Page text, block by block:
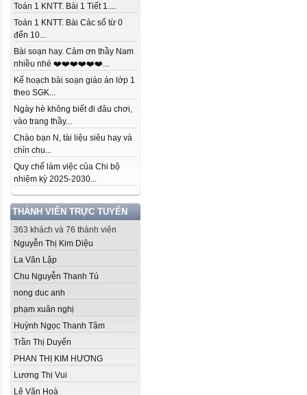
Toán 1 KNTT. Bài 1 Tiết 1....
Toán 1 KNTT. Bài Các số từ 0
đến 10...
Bài soạn hay. Cảm ơn thầy Nam
nhiều nhé ❤️❤️❤️❤️❤️❤️...
Kế hoạch bài soạn giáo án lớp 1
theo SGK...
Ngày hè không biết đi đâu chơi,
vào trang thầy...
Chào bạn N, tài liệu siêu hay và
chỉn chu...
Quy chế làm việc của Chi bộ
nhiệm kỳ 2025-2030...
THÀNH VIÊN TRỰC TUYẾN
363 khách và 76 thành viên
Nguyễn Thị Kim Diệu
La Văn Lập
Chu Nguyễn Thanh Tú
nong duc anh
phạm xuân nghị
Huỳnh Ngọc Thanh Tâm
Trần Thị Duyến
PHAN THỊ KIM HƯƠNG
Lương Thị Vui
Lê Văn Hoà